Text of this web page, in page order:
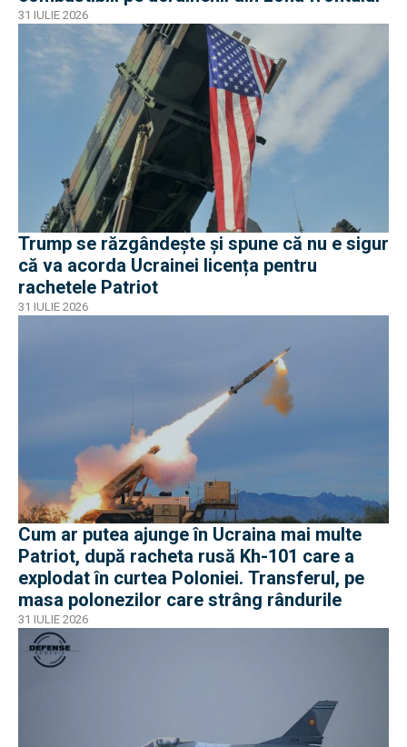
31 IULIE 2026
Trump se răzgândește și spune că nu e sigur
că va acorda Ucrainei licența pentru
rachetele Patriot
31 IULIE 2026
Cum ar putea ajunge în Ucraina mai multe
Patriot, după racheta rusă Kh-101 care a
explodat în curtea Poloniei. Transferul, pe
masa polonezilor care strâng rândurile
31 IULIE 2026